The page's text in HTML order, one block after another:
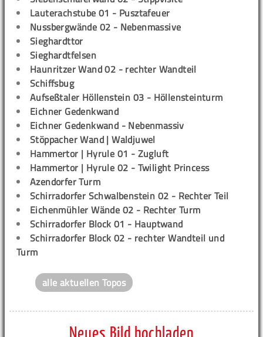
Lauterachstube 01 - Pusztafeuer
Nussbergwände 02 - Nebenmassive
Sieghardttor
Sieghardtfelsen
Haunritzer Wand 02 - rechter Wandteil
Schiffsbug
Aufseßtaler Höllenstein 03 - Höllensteinturm
Eichner Gedenkwand
Eichner Gedenkwand - Nebenmassiv
Stöppacher Wand | Waldjuwel
Hammertor | Hyrule 01 - Zugluft
Hammertor | Hyrule 02 - Twilight Princess
Azendorfer Turm
Schirradorfer Schwalbenstein 02 - Rechter Teil
Eichenmühler Wände 02 - Rechter Turm
Schirradorfer Block 01 - Hauptwand
Schirradorfer Block 02 - rechter Wandteil und
Turm
alle aktuellen Topos